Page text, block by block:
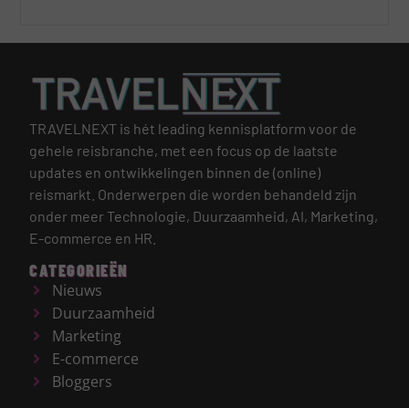
TRAVELNEXT is hét leading kennisplatform voor de
gehele reisbranche, met een focus op de laatste
updates en ontwikkelingen binnen de (online)
reismarkt. Onderwerpen die worden behandeld zijn
onder meer Technologie, Duurzaamheid, AI, Marketing,
E-commerce en HR.
CATEGORIEËN
Nieuws
Duurzaamheid
Marketing
E-commerce
Bloggers